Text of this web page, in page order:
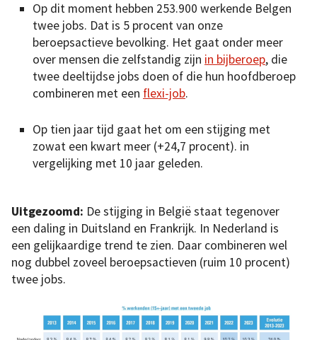
Op dit moment hebben 253.900 werkende Belgen
twee jobs. Dat is 5 procent van onze
beroepsactieve bevolking. Het gaat onder meer
over mensen die zelfstandig zijn in bijberoep, die
twee deeltijdse jobs doen of die hun hoofdberoep
combineren met een flexi-job.
Op tien jaar tijd gaat het om een stijging met
zowat een kwart meer (+24,7 procent). in
vergelijking met 10 jaar geleden.
Uitgezoomd: De stijging in België staat tegenover
een daling in Duitsland en Frankrijk. In Nederland is
een gelijkaardige trend te zien. Daar combineren wel
nog dubbel zoveel beroepsactieven (ruim 10 procent)
twee jobs.